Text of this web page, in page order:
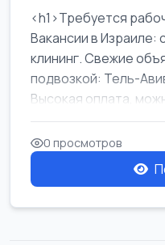
<h1>Требуется
Вакансии в Израиле:
клининг. Свежие
подвозкой: Тель-
Высокая оплата,
...
0 просмотров